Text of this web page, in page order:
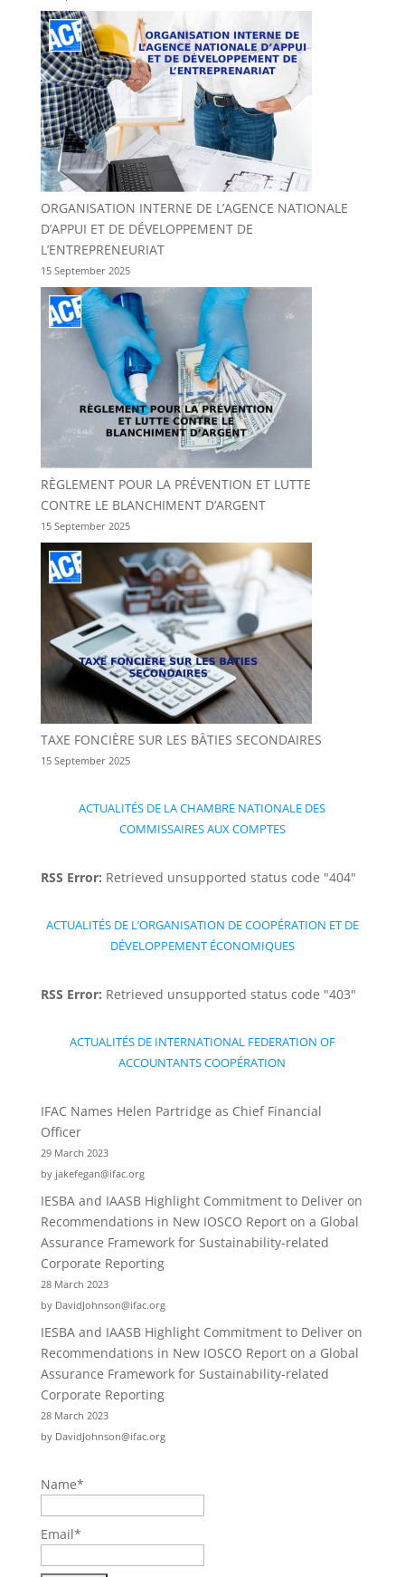
ORGANISATION INTERNE DE L’AGENCE NATIONALE
D’APPUI ET DE DÉVELOPPEMENT DE
L’ENTREPRENEURIAT
15 September 2025
RÈGLEMENT POUR LA PRÉVENTION ET LUTTE
CONTRE LE BLANCHIMENT D’ARGENT
15 September 2025
TAXE FONCIÈRE SUR LES BÂTIES SECONDAIRES
15 September 2025
ACTUALITÉS DE LA CHAMBRE NATIONALE DES
COMMISSAIRES AUX COMPTES
RSS Error: Retrieved unsupported status code "404"
ACTUALITÉS DE L’ORGANISATION DE COOPÉRATION ET DE
DÉVELOPPEMENT ÉCONOMIQUES
RSS Error: Retrieved unsupported status code "403"
ACTUALITÉS DE INTERNATIONAL FEDERATION OF
ACCOUNTANTS COOPÉRATION
IFAC Names Helen Partridge as Chief Financial
Officer
29 March 2023
by jakefegan@ifac.org
IESBA and IAASB Highlight Commitment to Deliver on
Recommendations in New IOSCO Report on a Global
Assurance Framework for Sustainability-related
Corporate Reporting
28 March 2023
by DavidJohnson@ifac.org
IESBA and IAASB Highlight Commitment to Deliver on
Recommendations in New IOSCO Report on a Global
Assurance Framework for Sustainability-related
Corporate Reporting
28 March 2023
by DavidJohnson@ifac.org
Name*
Email*